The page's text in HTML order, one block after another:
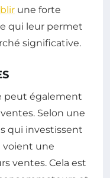
une forte
qui leur permet
significative.
peut également
Selon une
qui investissent
voient une
ventes. Cela est